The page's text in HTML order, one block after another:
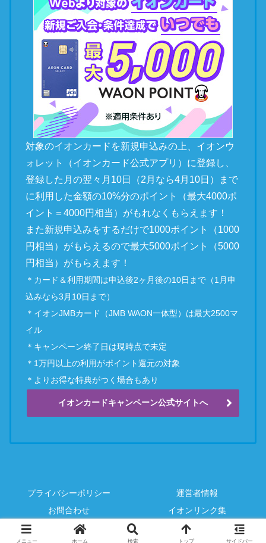
対象のイオンカードを新規申込みの上、イオンウ
ォレット（イオンカード公式アプリ）に登録し、
登録した月の翌々月10日（2月なら4月10日）まで
に利用した金額の10%分のポイント（最大4000ポ
イント＝4000円相当）がもれなくもらえます！
また新規申込みをするだけで1000ポイント（1000
円相当）がもらえるので最大5000ポイント（5000
円相当）がもらえます！
＊カード＆利用期間は申込後2ヶ月後の10日まで（1月申
込みなら3月10日まで）
＊イオンJMBカード（JMB WAON一体型）は最大2500マ
イル
＊キャンペーン終了日は現時点で未定
＊1万円以上の利用がポイント還元の対象
＊よりお得な特典がつく場合もあり
イオンカードキャンペーン公式サイトへ
プライバシーポリシー
運営者情報
お問合わせ
イオンリンク集
© 2020 ワオーンインフォメーション-イオンカード・WAONの情報-.
メニュー ホーム 検索 トップ サイドバー